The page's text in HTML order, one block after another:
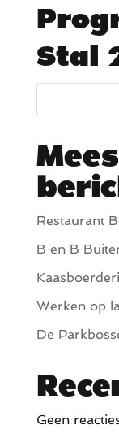
Stal
Restaurant
B en B
Werken op
De
Geen